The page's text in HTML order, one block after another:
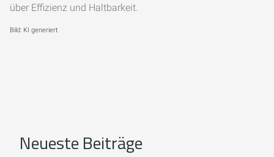
über Effizienz und Haltbarkeit.
Bild: KI generiert
Neueste Beiträge